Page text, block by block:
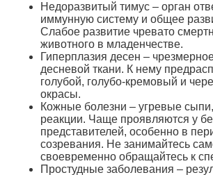
Недоразвитый тимус – орган
иммунную систему и общее
Слабое развитие чревато
животного в младенчестве.
Гиперплазия десен –
десневой ткани. К нему
голубой, голубо-кремовый и
окрасы.
Кожные болезни – угревые
реакции. Чаще проявляются у
представителей, особенно в
созревания. Не занимайтесь
своевременно обращайтесь к
Простудные заболевания –